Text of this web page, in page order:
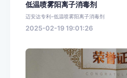
低温喷雾阳离子消毒剂
迈安达专利-低温喷雾阳离子消毒剂
2025-02-19 19:01:26